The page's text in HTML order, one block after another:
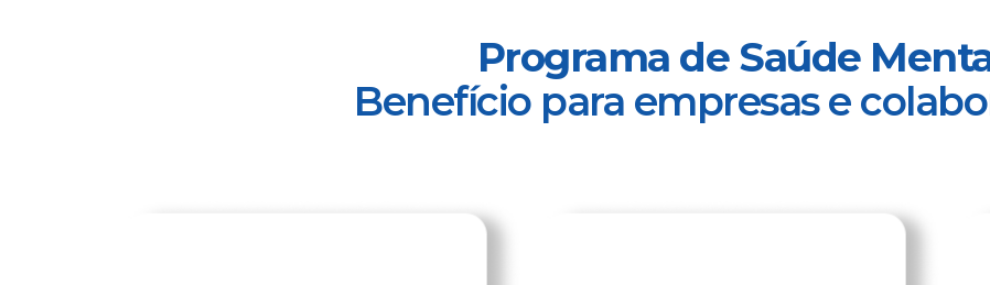
Programa de Saúde
Benefício para empresas e